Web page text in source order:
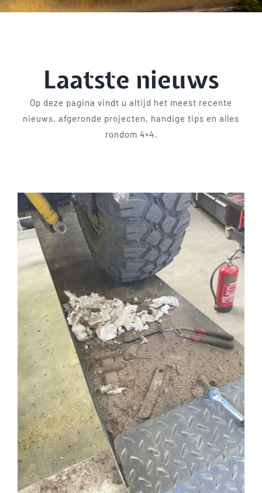
Shop
Laatste nieuws
Op deze pagina vindt u altijd het meest recente
nieuws, afgeronde projecten, handige tips en alles
rondom 4×4.